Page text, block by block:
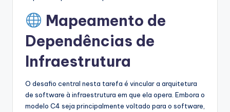
Mapeamento de
Dependências de
Infraestrutura
O desafio central nesta tarefa é vincular a arquitetura
de software à infraestrutura em que ela opera. Embora o
modelo C4 seja principalmente voltado para o software,